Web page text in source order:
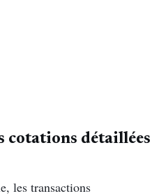
cotations détaillées
les transactions